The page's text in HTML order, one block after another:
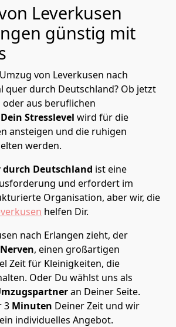
Leverkusen
günstig mit
von Leverkusen nach
quer durch Deutschland? Ob jetzt
oder aus beruflichen
Dein Stresslevel wird für die
ansteigen und die ruhigen
werden.
durch Deutschland ist eine
und erfordert im
Organisation, aber wir, die
helfen Dir.
nach Erlangen zieht, der
, einen großartigen
Zeit für Kleinigkeiten, die
Oder Du wählst uns als
an Deiner Seite.
3 Minuten Deiner Zeit und wir
individuelles Angebot.